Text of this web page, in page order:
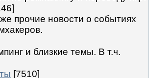
прочие новости о событиях
и близкие темы. В т.ч.
[7510]